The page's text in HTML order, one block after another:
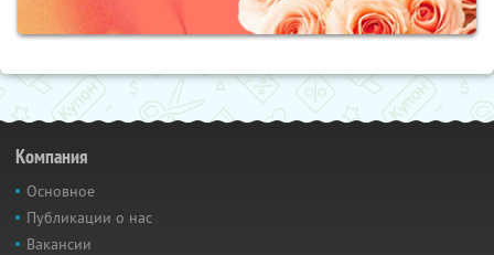
Компания
Основное
Публикации о нас
Вакансии